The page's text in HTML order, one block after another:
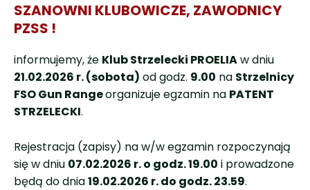
SZANOWNI KLUBOWICZE, ZAWODNICY
PZSS !
informujemy, że Klub Strzelecki PROELIAw dniu
21.02.2026 r. (sobota) od godz. 9.00 na Strzelnicy
FSO Gun Rangeorganizuje egzamin na PATENT
STRZELECKI.
Rejestracja (zapisy) na w/w egzamin rozpoczynają
się w dniu 07.02.2026 r. o godz. 19.00 i prowadzone
będą do dnia19.02.2026 r. do godz. 23.59.